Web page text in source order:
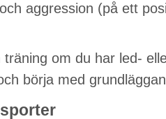
aggression (på ett
om du har led-
börja med